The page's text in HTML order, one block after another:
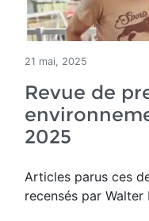
21 mai, 2025
Revue de
2025
Articles parus ces
recensés par Walter